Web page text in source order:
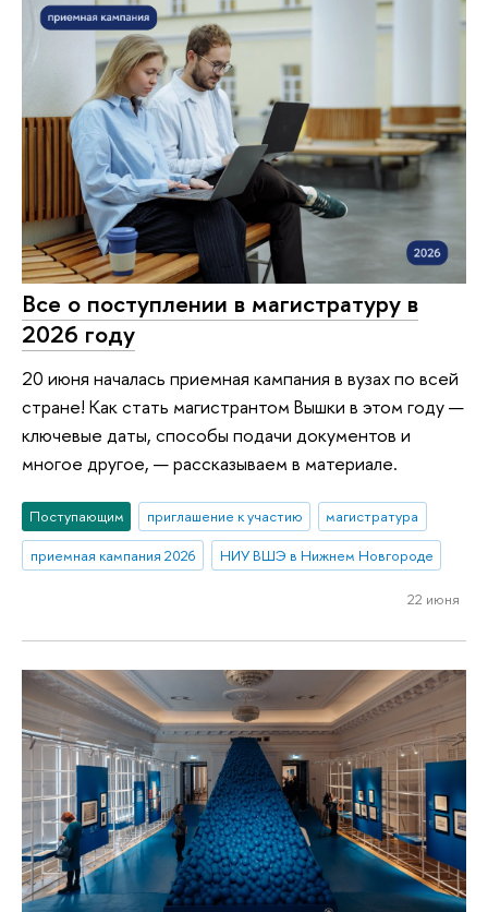
Все о поступлении в магистратуру в
2026 году
20 июня началась приемная кампания в вузах по всей
стране! Как стать магистрантом Вышки в этом году —
ключевые даты, способы подачи документов и
многое другое, — рассказываем в материале.
Поступающим приглашение к участию
магистратура
приемная кампания 2026
НИУ ВШЭ в Нижнем Новгороде
22 июня